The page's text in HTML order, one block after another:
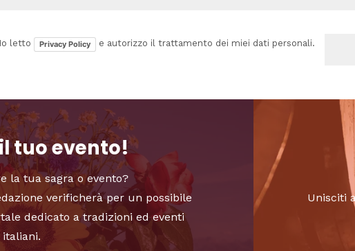
letto Privacy Policy e autorizzo il trattamento dei miei dati personali.
tuo evento!
la tua sagra o evento?
verificherà per un possibile
dedicato a tradizioni ed eventi
italiani.
Unisciti